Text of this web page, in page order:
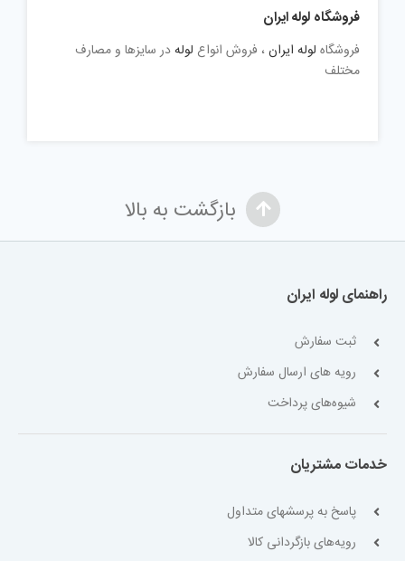
فروشگاه لوله ایران
فروشگاه لوله ایران، فروش انواع لولهدر سایزها و مصارف
مختلف
بازگشت به بالا
راهنمای لوله ایران
ثبت سفارش
رویه های ارسال سفارش
شیوه‌های پرداخت
خدمات مشتریان
پاسخ به پرسشهای متداول
رویه‌های بازگردانی کالا